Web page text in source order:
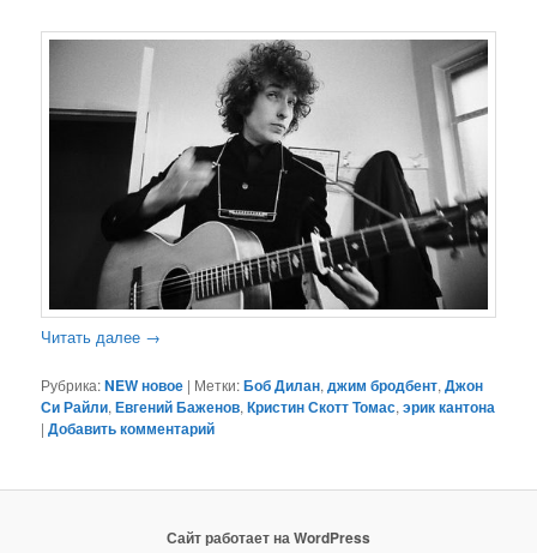
Читать далее →
Рубрика:NEW новое | Метки:Боб Дилан,джим бродбент,Джон
Си Райли,Евгений Баженов,Кристин Скотт Томас,эрик кантона
|Добавить комментарий
Сайт работает на WordPress